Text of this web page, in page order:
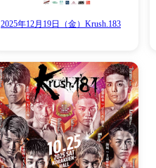
K-1
（K-
Krush公式ルー
2025年12月19日（金）Krush.183